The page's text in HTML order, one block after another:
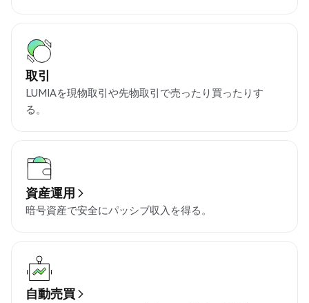
取引
LUMIAを現物取引や先物取引で売ったり買ったりす
る。
資産運用
暗号資産で安全にパッシブ収入を得る。
自動売買